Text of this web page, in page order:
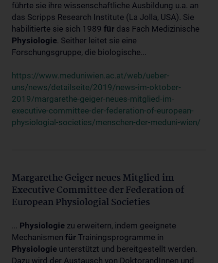
führte sie ihre wissenschaftliche Ausbildung u.a. an
das Scripps Research Institute (La Jolla, USA). Sie
habilitierte sie sich 1989 für das Fach Medizinische
Physiologie. Seither leitet sie eine
Forschungsgruppe, die biologische...
https://www.meduniwien.ac.at/web/ueber-
uns/news/detailseite/2019/news-im-oktober-
2019/margarethe-geiger-neues-mitglied-im-
executive-committee-der-federation-of-european-
physiologial-societies/menschen-der-meduni-wien/
Margarethe Geiger neues Mitglied im
Executive Committee der Federation of
European Physiologial Societies
... Physiologie zu erweitern, indem geeignete
Mechanismen für Trainingsprogramme in
Physiologie unterstützt und bereitgestellt werden.
Dazu wird der Austausch von DoktorandInnen und